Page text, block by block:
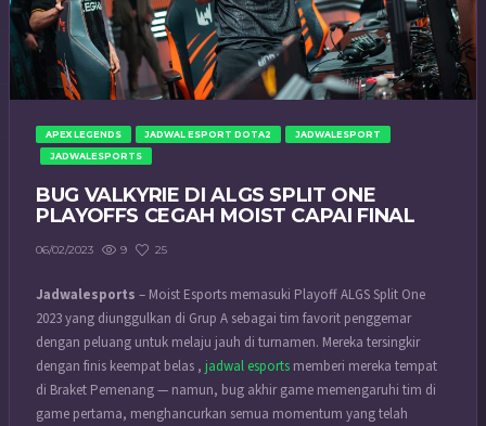
APEX LEGENDS JADWAL ESPORT DOTA2
JADWALESPORT
JADWALESPORTS
BUG VALKYRIE DI ALGS SPLIT ONE
PLAYOFFS CEGAH MOIST CAPAI FINAL
06/02/2023 9 25
Jadwalesports – Moist Esports memasuki Playoff ALGS Split One
2023 yang diunggulkan di Grup A sebagai tim favorit penggemar
dengan peluang untuk melaju jauh di turnamen. Mereka tersingkir
dengan finis keempat belas , jadwal esports memberi mereka tempat
di Braket Pemenang — namun, bug akhir game memengaruhi tim di
game pertama, menghancurkan semua momentum yang telah